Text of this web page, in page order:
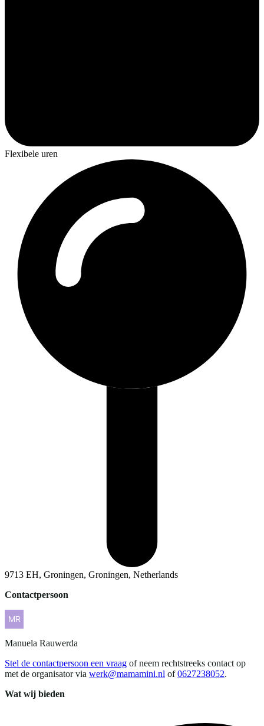
Flexibele uren
9713 EH, Groningen, Groningen, Netherlands
Contactpersoon
Manuela Rauwerda
Stel de contactpersoon een vraag of neem rechtstreeks contact op
met de organisator via werk@mamamini.nl of 0627238052.
Wat wij bieden